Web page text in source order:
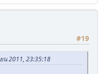
#19
น 2011, 23:35:18